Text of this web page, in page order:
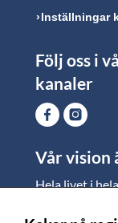
Inställningar
Följ oss i
kanaler
Vår vision
Hela livet i
vi vill skapa